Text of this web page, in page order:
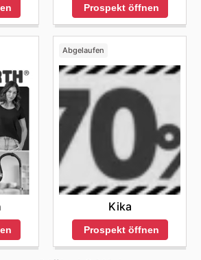
Prospekt öffnen
Abgelaufen
Kika
Prospekt öffnen